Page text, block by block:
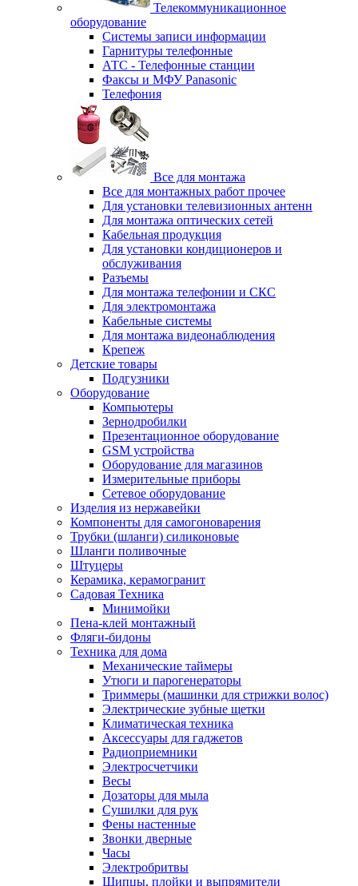
Телекоммуникационное
оборудование
Системы записи информации
Гарнитуры телефонные
АТС - Телефонные станции
Факсы и МФУ Panasonic
Телефония
Все для монтажа
Все для монтажных работ прочее
Для установки телевизионных антенн
Для монтажа оптических сетей
Кабельная продукция
Для установки кондиционеров и
обслуживания
Разъемы
Для монтажа телефонии и СКС
Для электромонтажа
Кабельные системы
Для монтажа видеонаблюдения
Крепеж
Детские товары
Подгузники
Оборудование
Компьютеры
Зернодробилки
Презентационное оборудование
GSM устройства
Оборудование для магазинов
Измерительные приборы
Сетевое оборудование
Изделия из нержавейки
Компоненты для самогоноварения
Трубки (шланги) силиконовые
Шланги поливочные
Штуцеры
Керамика, керамогранит
Садовая Техника
Минимойки
Пена-клей монтажный
Фляги-бидоны
Техника для дома
Механические таймеры
Утюги и парогенераторы
Триммеры (машинки для стрижки волос)
Электрические зубные щетки
Климатическая техника
Аксессуары для гаджетов
Радиоприемники
Электросчетчики
Весы
Дозаторы для мыла
Сушилки для рук
Фены настенные
Звонки дверные
Часы
Электробритвы
Щипцы, плойки и выпрямители